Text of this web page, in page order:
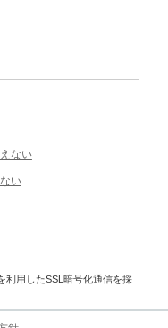
ない
い
利用したSSL暗号化通信を採